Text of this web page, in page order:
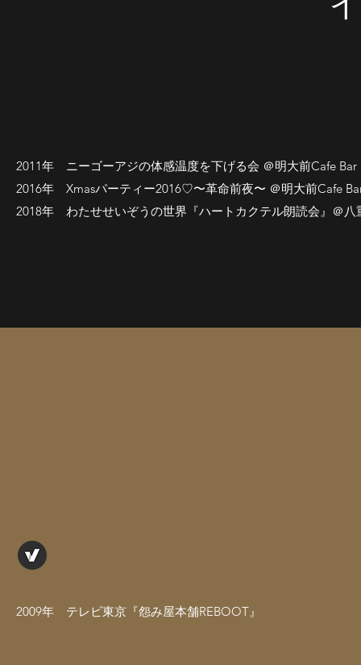
2011年 ニーゴーアジの体感温度を下げる会 ＠明大前Cafe Bar
2016年 Xmasパーティー2016♡〜革命前夜〜 ＠明大前Cafe
2018年 わたせせいぞうの世界『ハートカクテル朗読会』＠
2009年 テレビ東京『怨み屋本舗REBOOT』